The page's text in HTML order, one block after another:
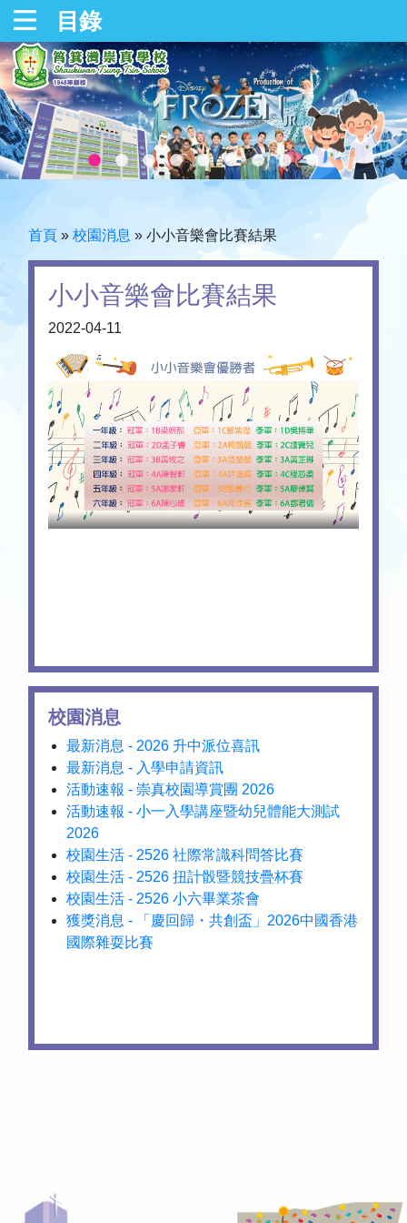
目錄
首頁 » 校園消息 » 小小音樂會比賽結果
小小音樂會比賽結果
2022-04-11
校園消息
最新消息 - 2026 升中派位喜訊
最新消息 - 入學申請資訊
活動速報 - 崇真校園導賞團 2026
活動速報 - 小一入學講座暨幼兒體能大測試
2026
校園生活 - 2526 社際常識科問答比賽
校園生活 - 2526 扭計骰暨競技疊杯賽
校園生活 - 2526 小六畢業茶會
獲獎消息 - 「慶回歸・共創盃」2026中國香港
國際雜耍比賽